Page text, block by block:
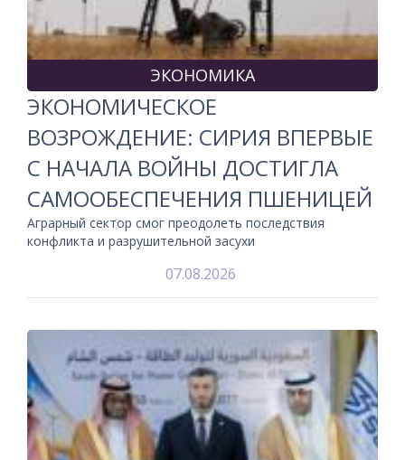
ЭКОНОМИКА
ЭКОНОМИЧЕСКОЕ
ВОЗРОЖДЕНИЕ: СИРИЯ ВПЕРВЫЕ
С НАЧАЛА ВОЙНЫ ДОСТИГЛА
САМООБЕСПЕЧЕНИЯ ПШЕНИЦЕЙ
Аграрный сектор смог преодолеть последствия
конфликта и разрушительной засухи
07.08.2026